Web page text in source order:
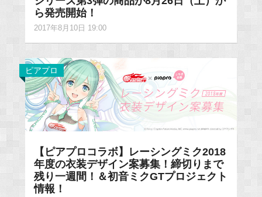
ら発売開始！
2017年8月10日 19:00
ピアプロ
【ピアプロコラボ】レーシングミク2018
年度の衣装デザイン案募集！締切りまで
残り一週間！＆初音ミクGTプロジェクト
情報！